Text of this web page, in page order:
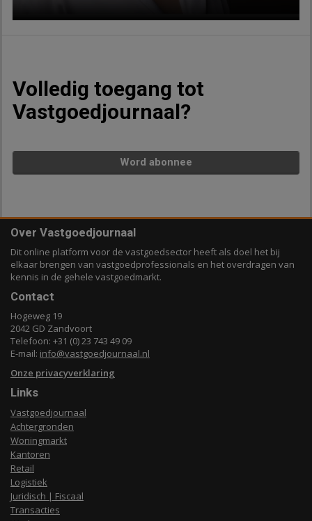
Volledig toegang tot
Vastgoedjournaal?
Word abonnee
Over Vastgoedjournaal
Dit online platform voor de vastgoedsector heeft als doel het bij
elkaar brengen van vastgoedprofessionals en het overdragen van
kennis in de gehele vastgoedmarkt.
Contact
Hogeweg 19
2042 GD Zandvoort
Telefoon: +31 (0) 23 743 49 09
E-mail: info@vastgoedjournaal.nl
Onze privacyverklaring
Links
Vastgoedjournaal
Achtergronden
Woningmarkt
Kantoren
Retail
Logistiek
Juridisch | Fiscaal
Transacties